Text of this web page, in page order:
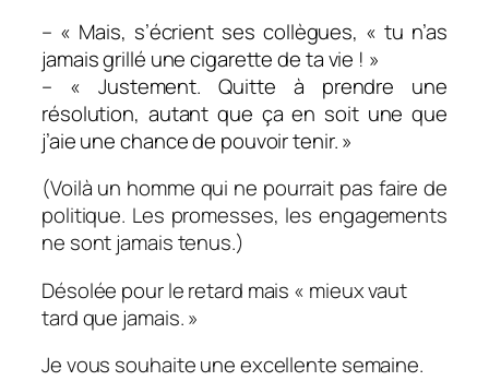
– « Mais, s’écrient ses collègues, « tu n’as
jamais grillé une cigarette de ta vie ! »
– « Justement. Quitte à prendre une
résolution, autant que ça en soit une que
j’aie une chance de pouvoir tenir. »
(Voilà un homme qui ne pourrait pas faire de
politique. Les promesses, les engagements
ne sont jamais tenus.)
Désolée pour le retard mais « mieux vaut
tard que jamais. »
Je vous souhaite une excellente semaine.